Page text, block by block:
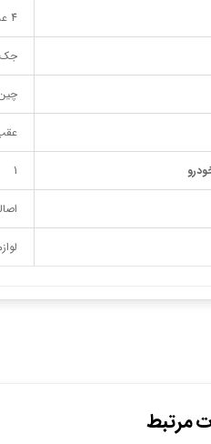
4 عدد
جک J5 دنده و اتومات
1
مرتبط